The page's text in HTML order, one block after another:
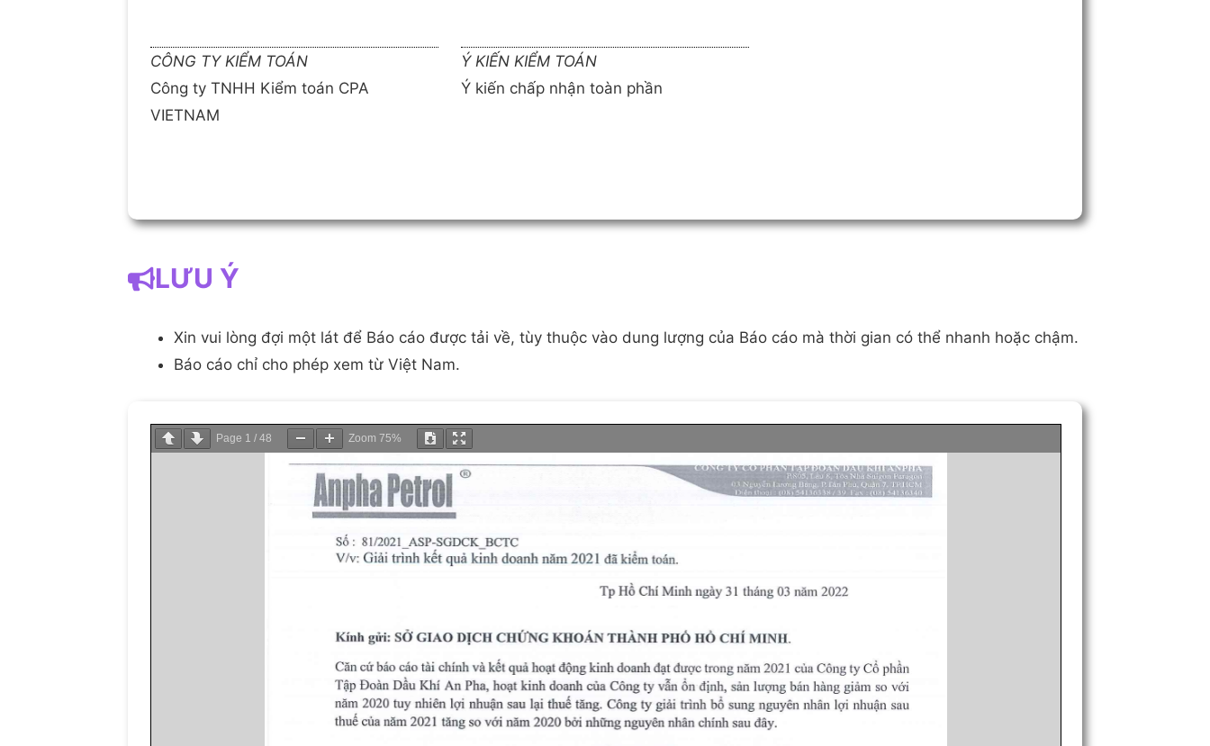
CÔNG TY KIỂM TOÁN
Công ty TNHH Kiểm toán CPA
VIETNAM
Ý KIẾN KIỂM TOÁN
Ý kiến chấp nhận toàn phần
LƯU Ý
Xin vui lòng đợi một lát để Báo cáo được tải về, tùy thuộc vào dung lượng của Báo cáo mà thời gian có thể nhanh hoặc chậm.
Báo cáo chỉ cho phép xem từ Việt Nam.
Page 1 / 48 Zoom 75%